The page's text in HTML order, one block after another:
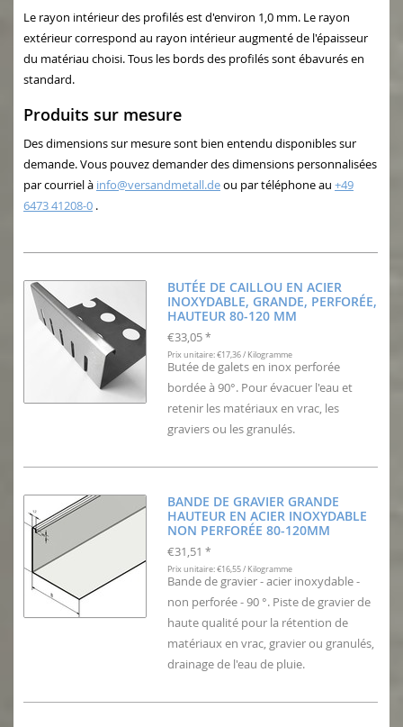
Le rayon intérieur des profilés est d'environ 1,0 mm. Le rayon
extérieur correspond au rayon intérieur augmenté de l'épaisseur
du matériau choisi. Tous les bords des profilés sont ébavurés en
standard.
Produits sur mesure
Des dimensions sur mesure sont bien entendu disponibles sur
demande. Vous pouvez demander des dimensions personnalisées
par courriel à info@versandmetall.deou par téléphone au +49
6473 41208-0 .
BUTÉE DE CAILLOU EN ACIER
INOXYDABLE, GRANDE, PERFORÉE,
HAUTEUR 80-120 MM
€33,05 *
Prix unitaire: €17,36 / Kilogramme
Butée de galets en inox perforée
bordée à 90°. Pour évacuer l'eau et
retenir les matériaux en vrac, les
graviers ou les granulés.
BANDE DE GRAVIER GRANDE
HAUTEUR EN ACIER INOXYDABLE
NON PERFORÉE 80-120MM
€31,51 *
Prix unitaire: €16,55 / Kilogramme
Bande de gravier - acier inoxydable -
non perforée - 90 °. Piste de gravier de
haute qualité pour la rétention de
matériaux en vrac, gravier ou granulés,
drainage de l'eau de pluie.